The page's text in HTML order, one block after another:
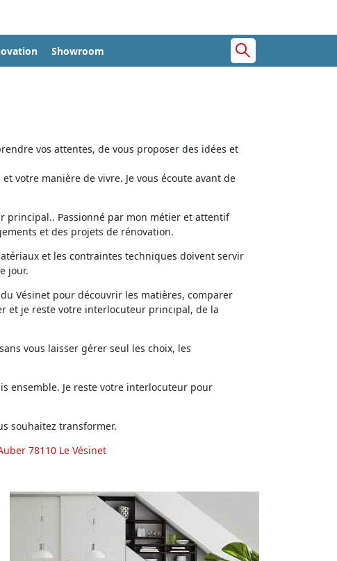
Showroom
vos attentes, de vous proposer des idées et
votre manière de vivre. Je vous écoute avant de
principal.. Passionné par mon métier et attentif
et des projets de rénovation.
et les contraintes techniques doivent servir
jour.
Vésinet pour découvrir les matières, comparer
et je reste votre interlocuteur principal, de la
vous laisser gérer seul les choix, les
ensemble. Je reste votre interlocuteur pour
souhaitez transformer.
78110 Le Vésinet